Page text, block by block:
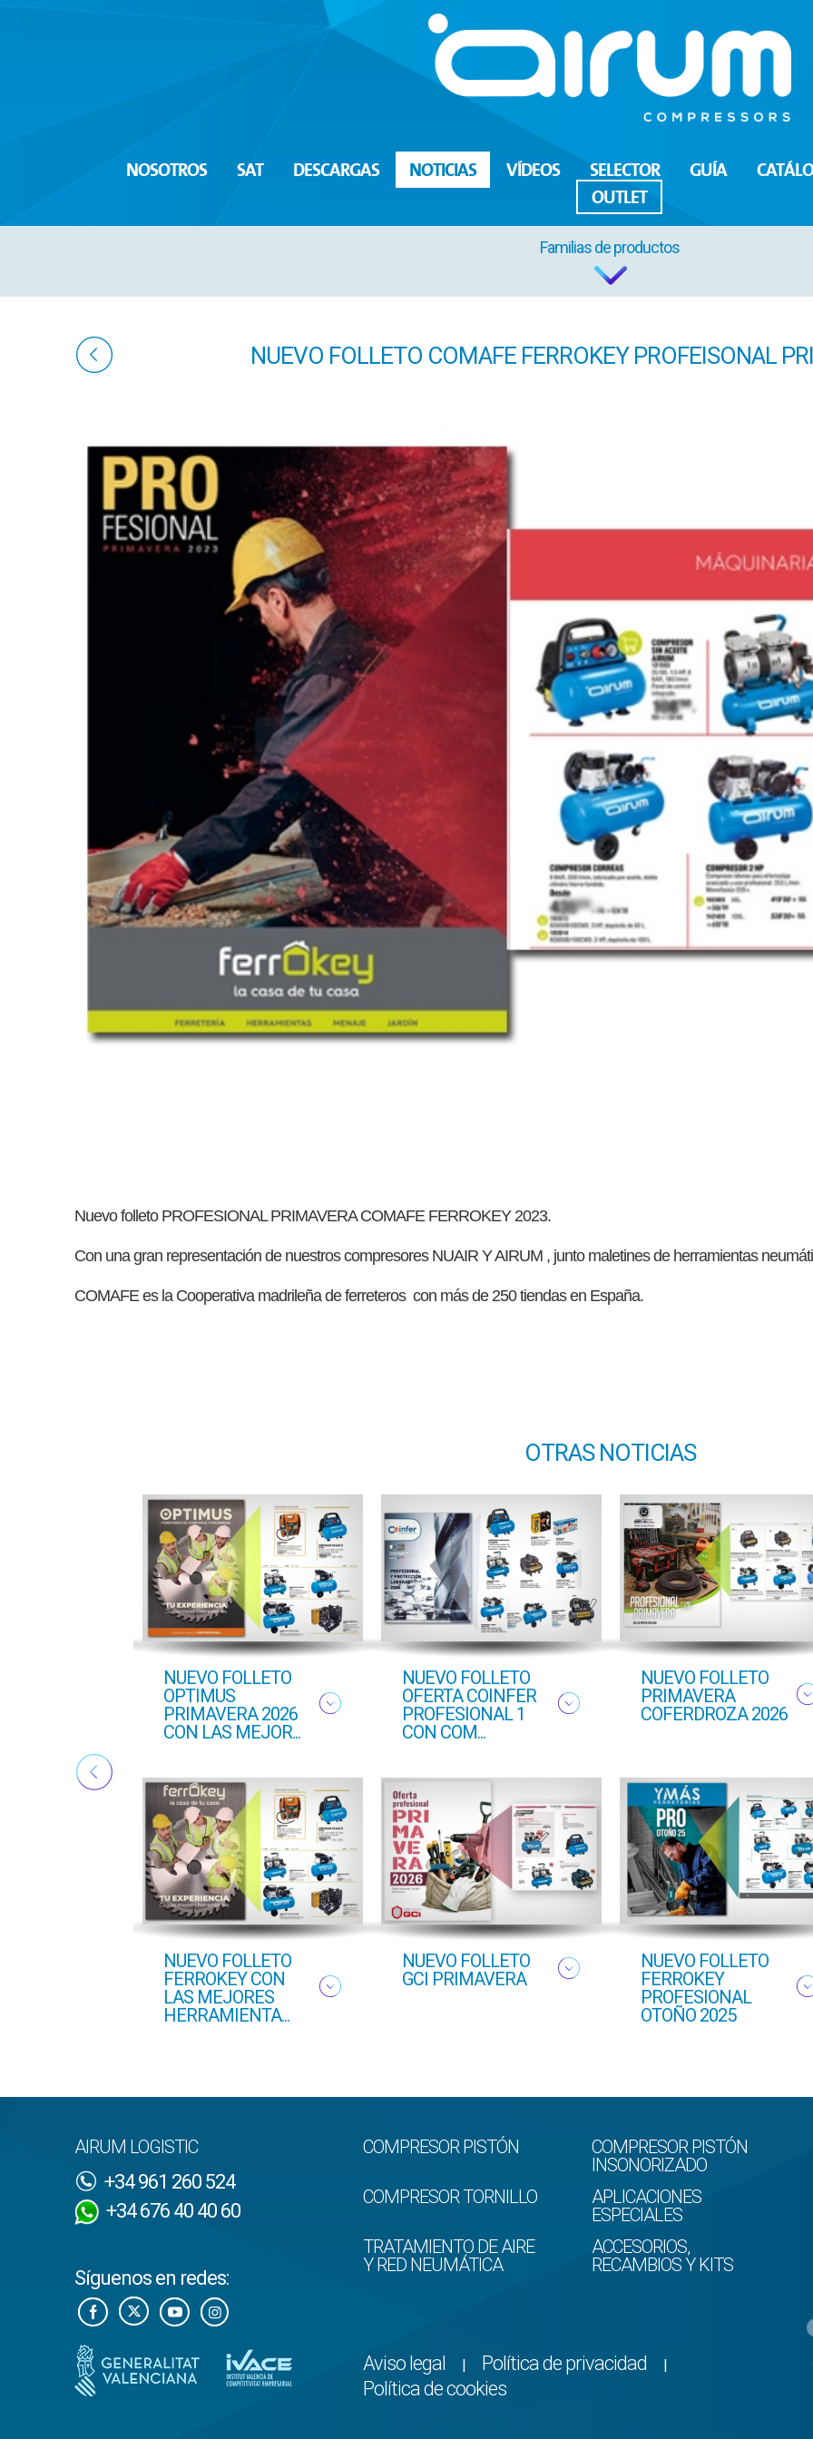
NOSOTROS SAT DESCARGAS NOTICIAS VÍDEOS SELECTOR GUÍA
OUTLET
Familias de productos
NUEVO FOLLETO COMAFE FERROKEY PROFEISONAL
Nuevo folleto PROFESIONAL PRIMAVERA COMAFE FERROKEY 2023.
Con una gran representación de nuestros compresores NUAIR Y AIRUM , junto maletines de herramientas
COMAFE es la Cooperativa madrileña de ferreteros con más de 250 tiendas en España.
OTRAS NOTICIAS
NUEVO FOLLETO
OPTIMUS
PRIMAVERA 2026
CON LAS MEJOR...
NUEVO FOLLETO
FERROKEY CON
LAS MEJORES
HERRAMIENTA...
NUEVO FOLLETO
OFERTA COINFER
PROFESIONAL 1
CON COM...
NUEVO FOLLETO
GCI PRIMAVERA
NUEVO FOLLETO
PRIMAVERA
COFERDROZA 2026
NUEVO FOLLETO
FERROKEY
PROFESIONAL
OTOÑO 2025
AIRUM LOGISTIC
+34 961 260 524
+34 676 40 40 60
Síguenos en redes:
COMPRESOR PISTÓN
COMPRESOR PISTÓN
INSONORIZADO
COMPRESOR TORNILLO
APLICACIONES
ESPECIALES
TRATAMIENTO DE AIRE
Y RED NEUMÁTICA
ACCESORIOS,
RECAMBIOS Y KITS
Aviso legal Política de privacidad
Política de cookies